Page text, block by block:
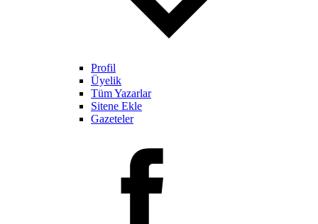
Profil
Üyelik
Tüm Yazarlar
Sitene Ekle
Gazeteler